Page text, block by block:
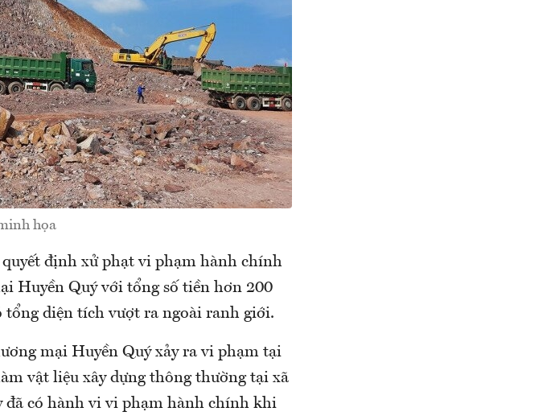
họa
định xử phạt vi phạm hành chính
Huyền Quý với tổng số tiền hơn 200
tổng diện tích vượt ra ngoài ranh giới.
mại Huyền Quý xảy ra vi phạm tại
vật liệu xây dựng thông thường tại xã
đã có hành vi vi phạm hành chính khi